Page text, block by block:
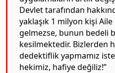
Devlet tarafından
yaklaşık 1 milyon kişi Aile
gelmezse, bunun bedeli
kesilmektedir. Bizlerden
dedektiflik yapmamız
hekimiz, hafiye değiliz!”